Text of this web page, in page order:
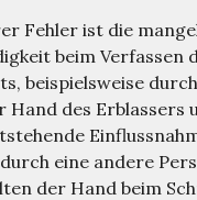
Fehler ist die
beim Verfassen
beispielsweise
Hand des Erblassers
eine andere
der Hand beim